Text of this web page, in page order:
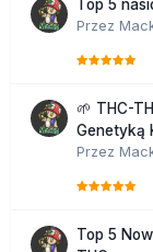
Top 5
Przez
🌱 THC-
Genetyką
Przez
Top 5